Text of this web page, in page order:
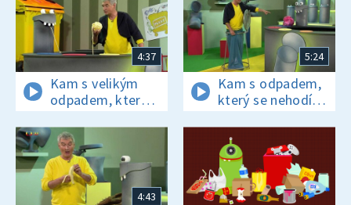
4:37
Kam s velikým
odpadem, který
se nevejde do
žádné popelnice?
5:24
Kam s odpadem,
který se nehodí
do žádné
z barevných
popelnic?
4:43